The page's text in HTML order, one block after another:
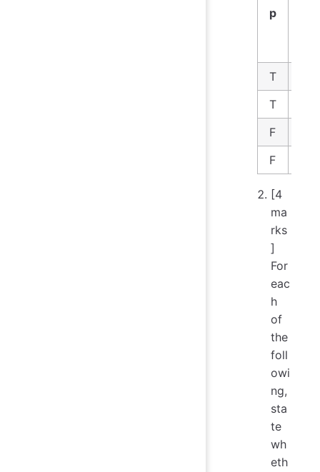
p
T
T
F
F
[4
ma
rks
]
For
eac
h
of
the
foll
owi
ng,
sta
te
wh
eth